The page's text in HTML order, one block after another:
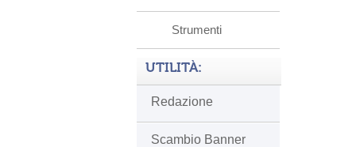
Strumenti
UTILITÀ:
Redazione
Scambio Banner